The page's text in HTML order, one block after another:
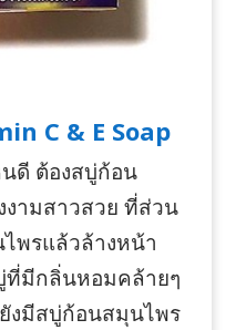
C & E Soap
ดี ต้องสบู่ก้อน
ามสาวสวย ที่ส่วน
พรแล้วล้างหน้า
ที่มีกลิ่นหอมคล้ายๆ
งมีสบู่ก้อนสมุนไพร